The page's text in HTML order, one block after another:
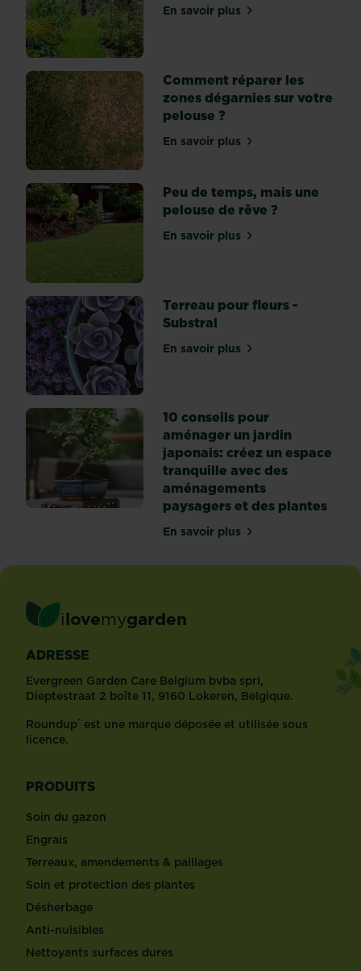
anémone,
jacinthe
…)
se
plantent
l’automne
assez
tôt
pour
que
leurs
racines
temps
de...
En savoir plussur Plus de biodiversité
Comment réparer les
zones dégarnies sur votre
pelouse ?
En savoir plussur Comment réparer les
Peu de temps, mais une
pelouse de rêve ?
En savoir plussur Peu de temps, mais
Terreau pour fleurs -
Substral
En savoir plussur Terreau pour fleurs -
10 conseils pour
aménager un jardin
japonais: créez un espace
tranquille avec des
aménagements
paysagers et des plantes
En savoir plussur 10 conseils pour
ilovemygarden
ADRESSE
Evergreen Garden Care Belgium bvba sprl,
Dieptestraat 2 boîte 11, 9160 Lokeren, Belgique.
Roundup® est une marque déposée et utilisée sous
licence.
PRODUITS
Soin du gazon
Engrais
Terreaux, amendements & paillages
Soin et protection des plantes
Désherbage
Anti-nuisibles
Nettoyants surfaces dures